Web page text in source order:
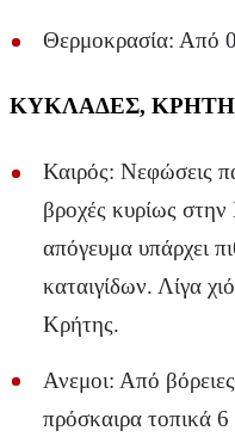
Θερμοκρασία: Από
ΚΥΚΛΑΔΕΣ, ΚΡΗΤΗ
Καιρός: Νεφώσεις
βροχές κυρίως
απόγευμα υπάρχει
καταιγίδων. Λίγα
Κρήτης.
Ανεμοι: Από
πρόσκαιρα τοπικά